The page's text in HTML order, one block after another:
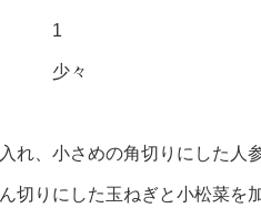
ゆ 1
少々
れ、小さめの角切りにした人
りにした玉ねぎと小松菜を加